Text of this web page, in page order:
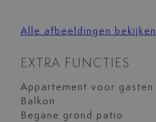
Alle afbeeldingen bekijken
EXTRA FUNCTIES
Appartement voor gasten
Balkon
Begane grond patio